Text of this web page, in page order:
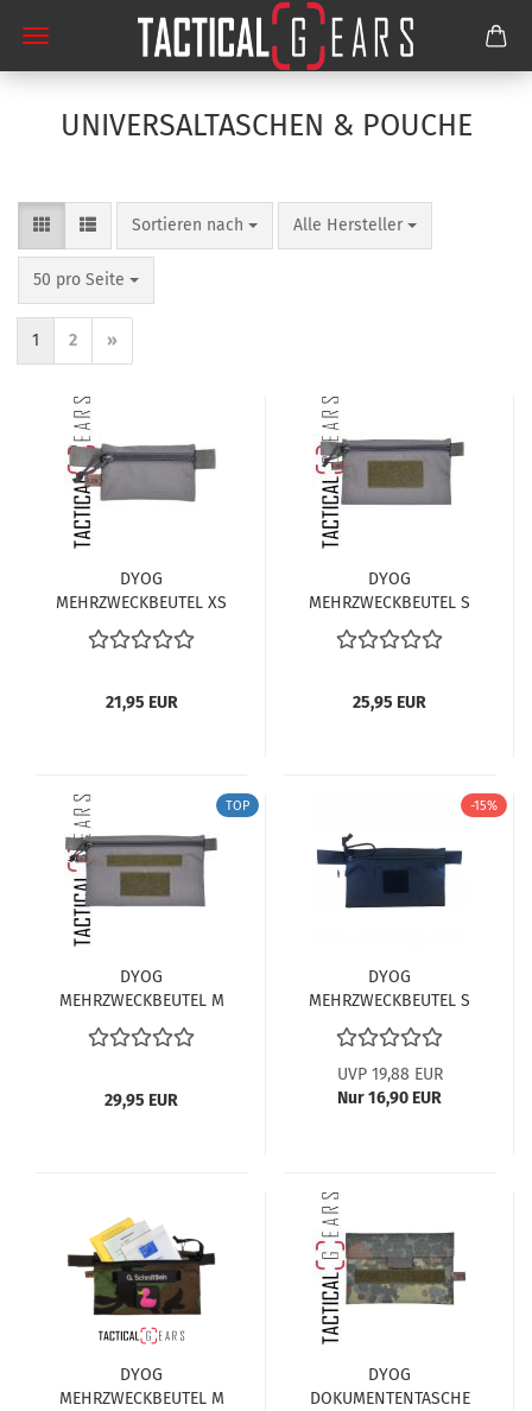
UNIVERSALTASCHEN & POUCHE
Sortieren nach
Sortieren nach Alle Hersteller
pro Seite
50 pro Seite
pro Seite
1 2 »
DYOG
MEHRZWECKBEUTEL XS
GEN. 2 STEINGRAU-
OLIV
21,95 EUR
DYOG
MEHRZWECKBEUTEL S
GEN. 2 STEINGRAU-
OLIV
25,95 EUR
TOP
DYOG
MEHRZWECKBEUTEL M
GEN. 2 - STEINGRAU-
OLIV
29,95 EUR
-15%
DYOG
MEHRZWECKBEUTEL S
UVP 19,88 EUR
Nur 16,90 EUR
DYOG
MEHRZWECKBEUTEL M
DYOG
DOKUMENTENTASCHE